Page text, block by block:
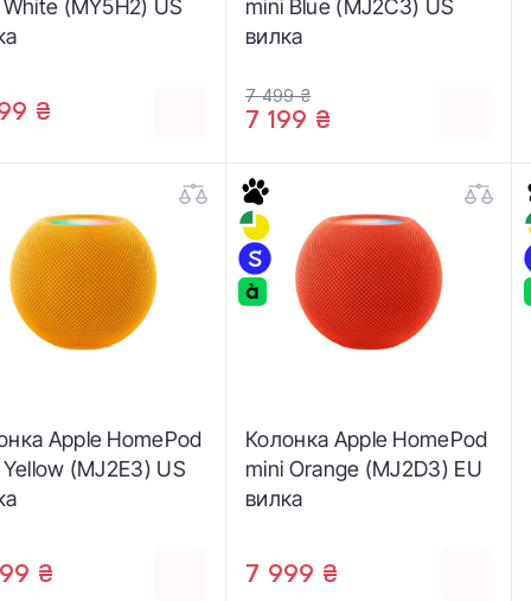
(MY5H2) US
₴
mini Blue (MJ2C3) US
вилка
7 499 ₴
7 199 ₴
Apple HomePod
(MJ2E3) US
₴
Колонка Apple HomePod
mini Orange (MJ2D3) EU
вилка
7 999 ₴